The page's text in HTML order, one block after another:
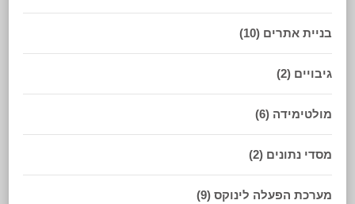
בניית אתרים (10)
גיבויים (2)
מולטימידה (6)
מסדי נתונים (2)
מערכת הפעלה לינוקס (9)